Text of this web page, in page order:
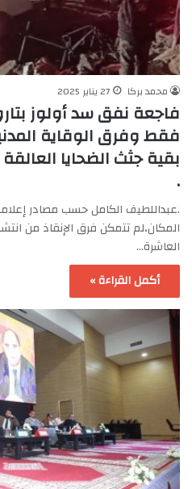
محمد بركا 27 يناير 2025
فاجعة نفق سد أولوز
فقط وفرق الوقاية
بقية جثث الضحايا
.
.عبداللطيف الكامل حسب مصادر
المكان،لم تتمكن فرق الإنقاذ من
العاشرة…
أكمل القراءة »